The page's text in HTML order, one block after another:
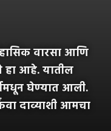
वारसा आणि
आहे. यातील
घेण्यात आली.
दाव्याशी आमचा